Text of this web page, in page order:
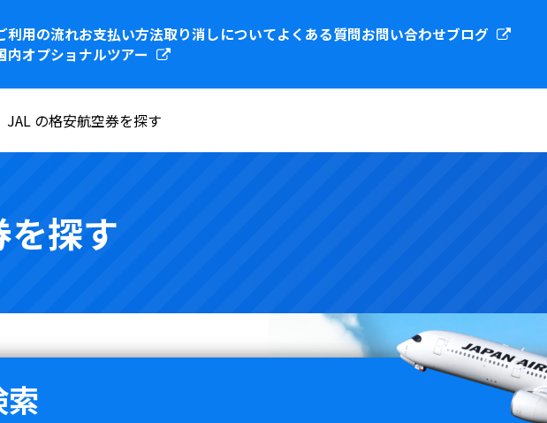
利用の流れお支払い方法取り消しについてよくある質問お問い合わせブログ
内オプショナルツアー
JAL の格安航空券を探す
探す